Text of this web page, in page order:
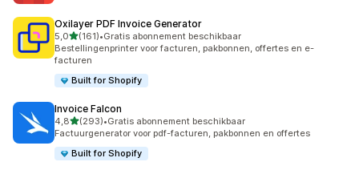
Oxilayer PDF Invoice Generator
5,0van 5 sterren
(161)
161 recensies in totaal
•Gratis abonnement beschikbaar
Bestellingenprinter voor facturen, pakbonnen, offertes en e-
facturen
Built for Shopify
Invoice Falcon
4,8van 5 sterren
(293)
293 recensies in totaal
•Gratis abonnement beschikbaar
Factuurgenerator voor pdf-facturen, pakbonnen en offertes
Built for Shopify